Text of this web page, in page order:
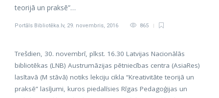
teorijā un praksē”…
Portāls Bibliotēka.lv, 29. novembris, 2016 865
Trešdien, 30. novembrī, plkst. 16.30 Latvijas Nacionālās
bibliotēkas (LNB) Austrumāzijas pētniecības centra (AsiaRes)
lasītavā (M stāvā) notiks lekciju cikla “Kreativitāte teorijā un
praksē” lasījumi, kuros piedalīsies Rīgas Pedagoģijas un